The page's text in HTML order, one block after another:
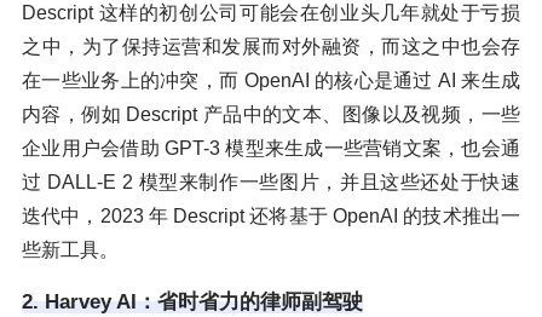
Descript 这样的初创公司可能会在创业头几年就处于亏损
之中，为了保持运营和发展而对外融资，而这之中也会存
在一些业务上的冲突，而 OpenAI 的核心是通过 AI 来生成
内容，例如 Descript 产品中的文本、图像以及视频，一些
企业用户会借助 GPT-3 模型来生成一些营销文案，也会通
过 DALL-E 2 模型来制作一些图片，并且这些还处于快速
迭代中，2023 年 Descript 还将基于 OpenAI 的技术推出一
些新工具。
2. Harvey AI：省时省力的律师副驾驶